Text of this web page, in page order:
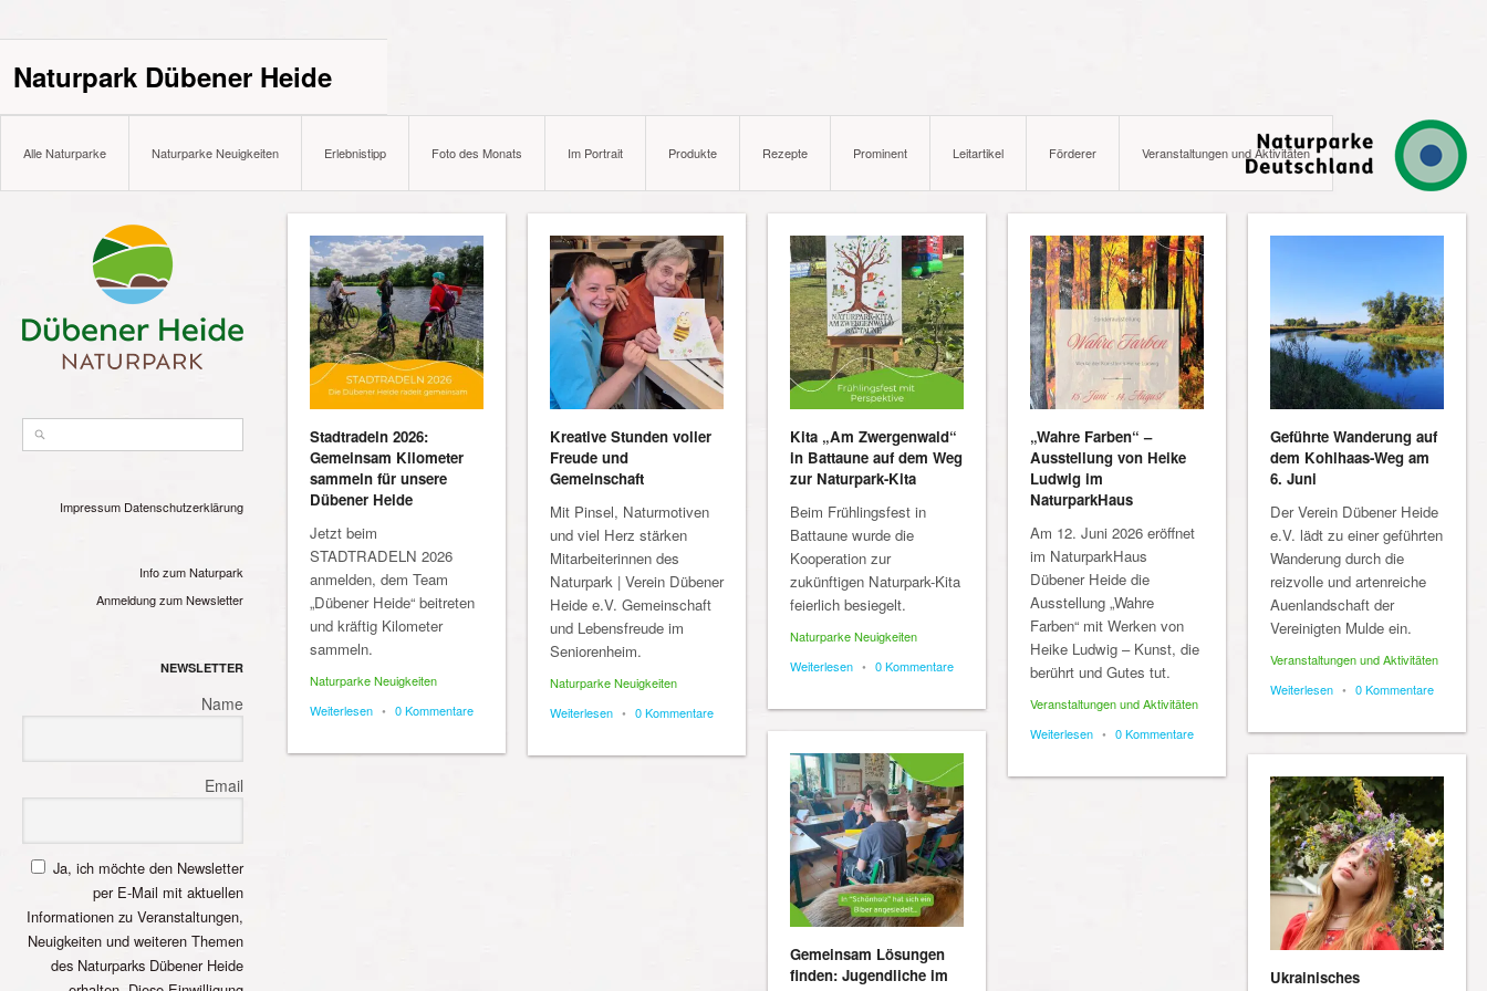
Naturpark Dübener Heide
Alle Naturparke Naturparke Neuigkeiten Erlebnistipp Foto des Monats Im Portrait Produkte Rezepte Prominent Leitartikel Förderer Veranstaltungen und Aktivitäten
Impressum Datenschutzerklärung
Info zum Naturpark
Anmeldung zum Newsletter
NEWSLETTER
Name
Email
Ja, ich möchte den Newsletter
per E-Mail mit aktuellen
Informationen zu Veranstaltungen,
Neuigkeiten und weiteren Themen
des Naturparks Dübener Heide
Stadtradeln 2026:
Gemeinsam Kilometer
sammeln für unsere
Dübener Heide
Jetzt beim
STADTRADELN 2026
anmelden, dem Team
„Dübener Heide“ beitreten
und kräftig Kilometer
sammeln.
Naturparke Neuigkeiten
Weiterlesen • 0 Kommentare
Kreative Stunden voller
Freude und
Gemeinschaft
Mit Pinsel, Naturmotiven
und viel Herz stärken
Mitarbeiterinnen des
Naturpark | Verein Dübener
Heide e.V. Gemeinschaft
und Lebensfreude im
Seniorenheim.
Naturparke Neuigkeiten
Weiterlesen • 0 Kommentare
Kita „Am Zwergenwald“
in Battaune auf dem Weg
zur Naturpark-Kita
Beim Frühlingsfest in
Battaune wurde die
Kooperation zur
zukünftigen Naturpark-Kita
feierlich besiegelt.
Naturparke Neuigkeiten
Weiterlesen • 0 Kommentare
„Wahre Farben“ –
Ausstellung von Heike
Ludwig im
NaturparkHaus
Am 12. Juni 2026 eröffnet
im NaturparkHaus
Dübener Heide die
Ausstellung „Wahre
Farben“ mit Werken von
Heike Ludwig – Kunst, die
berührt und Gutes tut.
Veranstaltungen und Aktivitäten
Weiterlesen • 0 Kommentare
Geführte Wanderung auf
dem Kohlhaas-Weg am
6. Juni
Der Verein Dübener Heide
e.V. lädt zu einer geführten
Wanderung durch die
reizvolle und artenreiche
Auenlandschaft der
Vereinigten Mulde ein.
Veranstaltungen und Aktivitäten
Weiterlesen • 0 Kommentare
Gemeinsam Lösungen
finden: Jugendliche im
Ukrainisches